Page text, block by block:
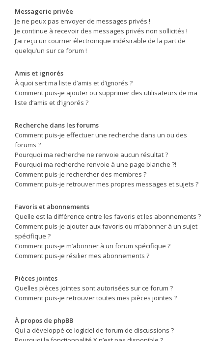
Messagerie privée
Je ne peux pas envoyer de messages privés !
Je continue à recevoir des messages privés non sollicités !
J’ai reçu un courrier électronique indésirable de la part de
quelqu’un sur ce forum !
Amis et ignorés
À quoi sert ma liste d’amis et d’ignorés ?
Comment puis-je ajouter ou supprimer des utilisateurs de ma
liste d’amis et d’ignorés ?
Recherche dans les forums
Comment puis-je effectuer une recherche dans un ou des
forums ?
Pourquoi ma recherche ne renvoie aucun résultat ?
Pourquoi ma recherche renvoie à une page blanche ?!
Comment puis-je rechercher des membres ?
Comment puis-je retrouver mes propres messages et sujets ?
Favoris et abonnements
Quelle est la différence entre les favoris et les abonnements ?
Comment puis-je ajouter aux favoris ou m’abonner à un sujet
spécifique ?
Comment puis-je m’abonner à un forum spécifique ?
Comment puis-je résilier mes abonnements ?
Pièces jointes
Quelles pièces jointes sont autorisées sur ce forum ?
Comment puis-je retrouver toutes mes pièces jointes ?
À propos de phpBB
Qui a développé ce logiciel de forum de discussions ?